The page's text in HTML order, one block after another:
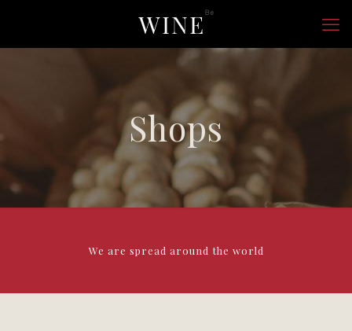
Shops
We are spread around the world